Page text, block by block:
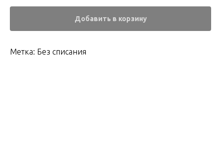
Добавить в корзину
Метка: Без списания